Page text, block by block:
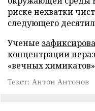
риске нехватки
следующего
Ученые
концентрации
«вечных
Текст: Антон Антонов